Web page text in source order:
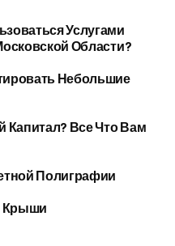
Услугами
Области?
Небольшие
Капитал? Все Что Вам
Полиграфии
Крыши